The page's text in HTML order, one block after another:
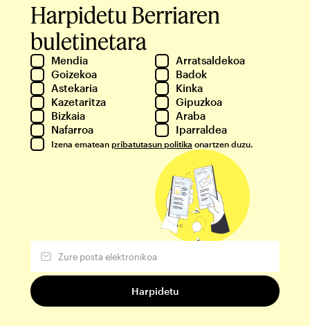
Harpidetu Berriaren
buletinetara
Mendia
Arratsaldekoa
Goizekoa
Badok
Astekaria
Kinka
Kazetaritza
Gipuzkoa
Bizkaia
Araba
Nafarroa
Iparraldea
Izena ematean pribatutasun politika onartzen duzu.